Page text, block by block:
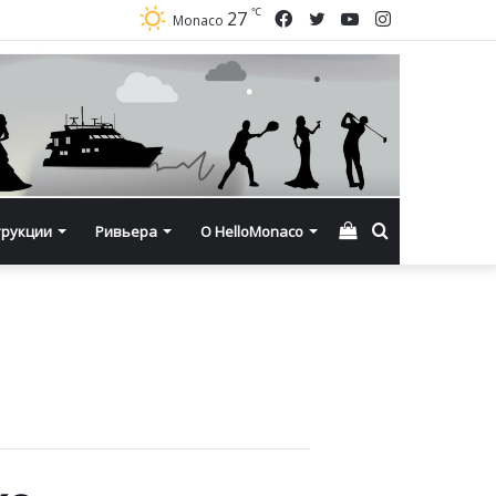
Instagram
YouTube
Twitter
Facebook
Monaco 27 ℃
Ривьера О HelloMonaco Смотреть